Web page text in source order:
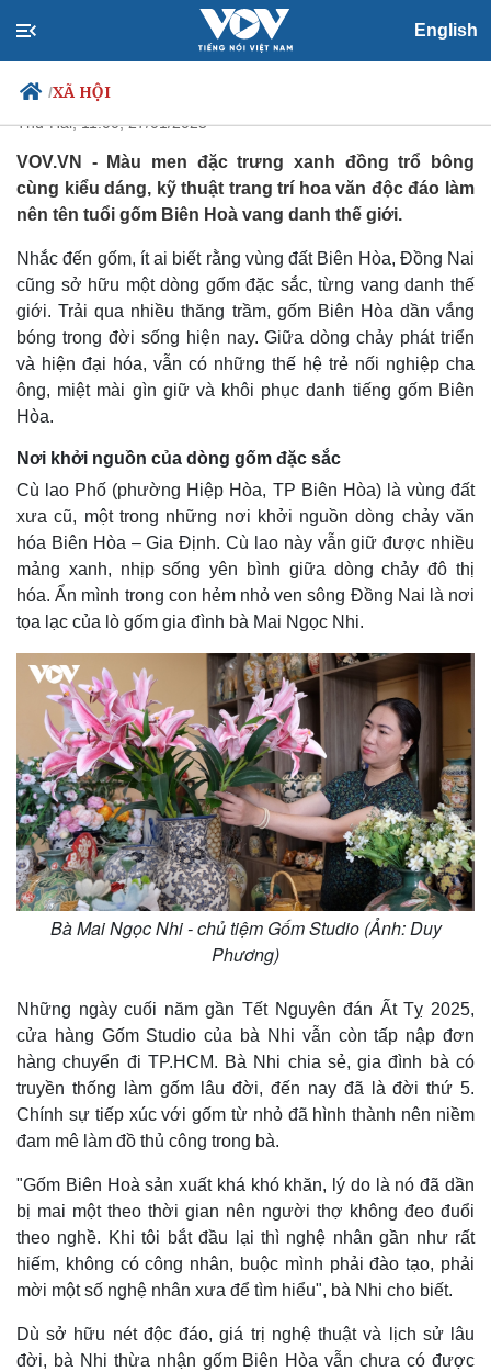
English
/XÃ HỘI
Chính trị
Tổ chức nhân sự
Quốc hội
Nhận diện sự thật
Xã hội
Dự báo thời tiết
Giáo dục
Dấu ấn VOV
Việc làm
Thế giới
Quan sát
Cuộc sống đó đây
Hồ sơ
Multimedia
Video
Ảnh
E-Magazine
Infographic
Gốm Biên Hòa - Nét độc đáo của
gốm Nam Bộ vang danh thế giới
Thứ Hai, 11:00, 27/01/2025
VOV.VN - Màu men đặc trưng xanh đồng trổ bông
cùng kiểu dáng, kỹ thuật trang trí hoa văn độc đáo làm
nên tên tuổi gốm Biên Hoà vang danh thế giới.
Nhắc đến gốm, ít ai biết rằng vùng đất Biên Hòa, Đồng Nai
cũng sở hữu một dòng gốm đặc sắc, từng vang danh thế
giới. Trải qua nhiều thăng trầm, gốm Biên Hòa dần vắng
bóng trong đời sống hiện nay. Giữa dòng chảy phát triển
và hiện đại hóa, vẫn có những thế hệ trẻ nối nghiệp cha
ông, miệt mài gìn giữ và khôi phục danh tiếng gốm Biên
Hòa.
Nơi khởi nguồn của dòng gốm đặc sắc
Cù lao Phố (phường Hiệp Hòa, TP Biên Hòa) là vùng đất
xưa cũ, một trong những nơi khởi nguồn dòng chảy văn
hóa Biên Hòa – Gia Định. Cù lao này vẫn giữ được nhiều
mảng xanh, nhịp sống yên bình giữa dòng chảy đô thị
hóa. Ẩn mình trong con hẻm nhỏ ven sông Đồng Nai là nơi
tọa lạc của lò gốm gia đình bà Mai Ngọc Nhi.
Bà Mai Ngọc Nhi - chủ tiệm Gốm Studio (Ảnh: Duy
Phương)
Những ngày cuối năm gần Tết Nguyên đán Ất Tỵ 2025,
cửa hàng Gốm Studio của bà Nhi vẫn còn tấp nập đơn
hàng chuyển đi TP.HCM. Bà Nhi chia sẻ, gia đình bà có
truyền thống làm gốm lâu đời, đến nay đã là đời thứ 5.
Chính sự tiếp xúc với gốm từ nhỏ đã hình thành nên niềm
đam mê làm đồ thủ công trong bà.
"Gốm Biên Hoà sản xuất khá khó khăn, lý do là nó đã dần
bị mai một theo thời gian nên người thợ không đeo đuổi
theo nghề. Khi tôi bắt đầu lại thì nghệ nhân gần như rất
hiếm, không có công nhân, buộc mình phải đào tạo, phải
mời một số nghệ nhân xưa để tìm hiểu", bà Nhi cho biết.
Dù sở hữu nét độc đáo, giá trị nghệ thuật và lịch sử lâu
đời, bà Nhi thừa nhận gốm Biên Hòa vẫn chưa có được